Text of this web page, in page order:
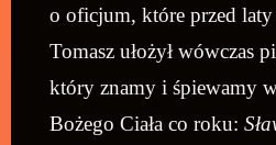
o oficjum, które przed laty
Tomasz ułożył wówczas
który znamy i śpiewamy
Bożego Ciała co roku: